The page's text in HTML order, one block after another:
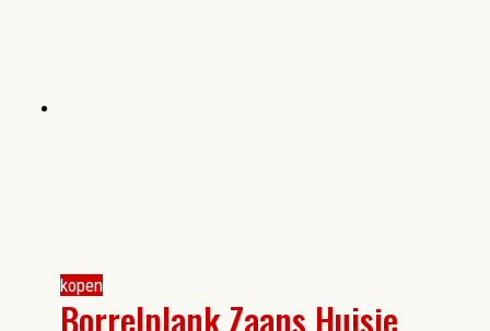
kopen
Borrelplank Zaans Huisje